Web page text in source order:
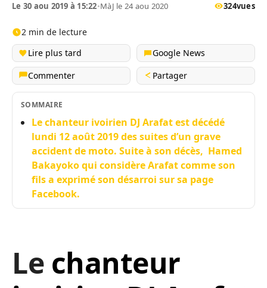
Le 30 aou 2019 à 15:22•MàJ le 24 aou 2020 324vues
2 min de lecture
Lire plus tard
Google News
Commenter
Partager
SOMMAIRE
Le chanteur ivoirien DJ Arafat est décédé
lundi 12 août 2019 des suites d’un grave
accident de moto. Suite à son décès, Hamed
Bakayoko qui considère Arafat comme son
fils a exprimé son désarroi sur sa page
Facebook.
Le chanteur